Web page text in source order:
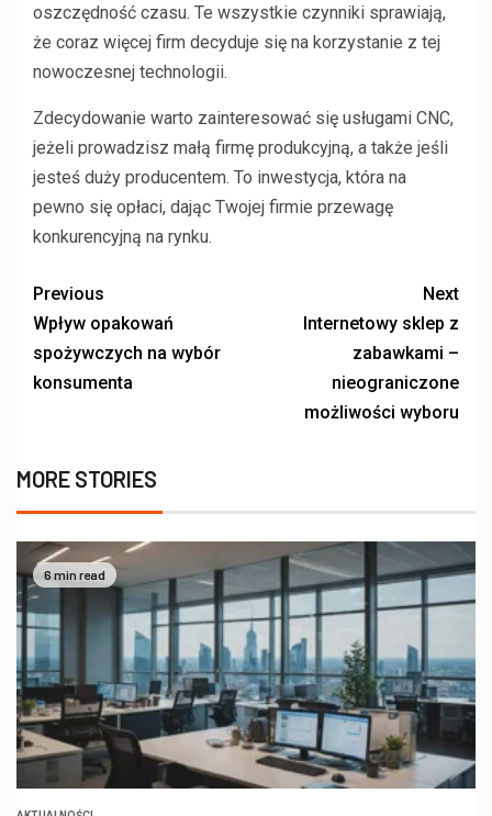
oszczędność czasu. Te wszystkie czynniki sprawiają,
że coraz więcej firm decyduje się na korzystanie z tej
nowoczesnej technologii.
Zdecydowanie warto zainteresować się usługami CNC,
jeżeli prowadzisz małą firmę produkcyjną, a także jeśli
jesteś duży producentem. To inwestycja, która na
pewno się opłaci, dając Twojej firmie przewagę
konkurencyjną na rynku.
Previous
Wpływ opakowań
spożywczych na wybór
konsumenta
Next
Internetowy sklep z
zabawkami –
nieograniczone
możliwości wyboru
MORE STORIES
6 min read